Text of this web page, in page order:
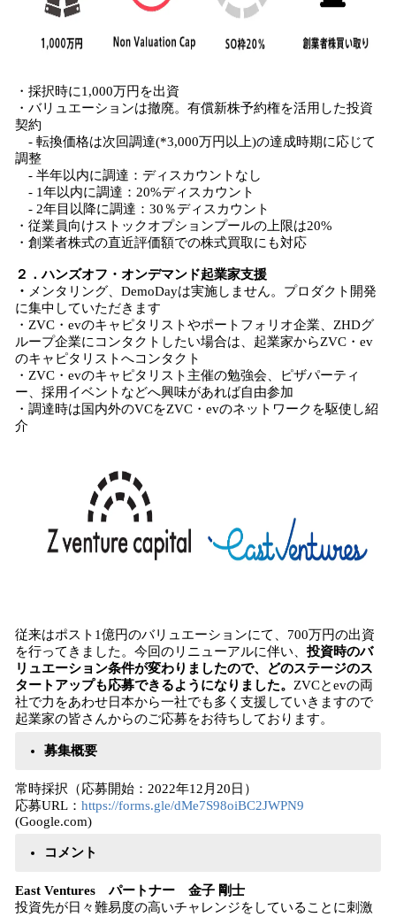
・採択時に1,000万円を出資
・バリュエーションは撤廃。有償新株予約権を活用した投資
契約
- 転換価格は次回調達(*3,000万円以上)の達成時期に応じて
調整
- 半年以内に調達：ディスカウントなし
- 1年以内に調達：20%ディスカウント
- 2年目以降に調達：30％ディスカウント
・従業員向けストックオプションプールの上限は20%
・創業者株式の直近評価額での株式買取にも対応
２．ハンズオフ・オンデマンド起業家支援
・ メンタリング、DemoDayは実施しません。プロダクト開発
に集中していただきます
・ZVC・evのキャピタリストやポートフォリオ企業、ZHDグ
ループ企業にコンタクトしたい場合は、起業家からZVC・ev
のキャピタリストへコンタクト
・ZVC・evのキャピタリスト主催の勉強会、ピザパーティ
ー、採用イベントなどへ興味があれば自由参加
・調達時は国内外のVCをZVC・evのネットワークを駆使し紹
介
従来はポスト1億円のバリュエーションにて、700万円の出資
を行ってきました。今回のリニューアルに伴い、 投資時のバ
リュエーション条件が変わりましたので、どのステージのス
タートアップも応募できるようになりました。 ZVCとevの両
社で力をあわせ日本から一社でも多く支援していきますので
起業家の皆さんからのご応募をお待ちしております。
募集概要
常時採択（応募開始：2022年12月20日）
応募URL： https://forms.gle/dMe7S98oiBC2JWPN9
(Google.com)
コメント
East Ventures パートナー 金子 剛士
投資先が日々難易度の高いチャレンジをしていることに刺激